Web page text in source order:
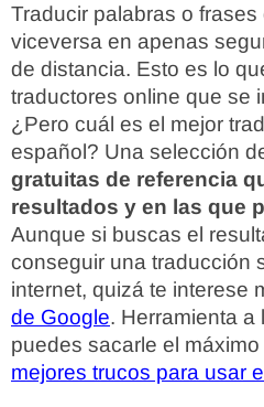
Traducir palabras o
viceversa en apenas
de distancia. Esto es lo
traductores online que se
¿Pero cuál es el mejor
español? Una selección
gratuitas de referencia
resultados y en las que
Aunque si buscas el
conseguir una traducción
internet, quizá te interese
de Google. Herramienta a
puedes sacarle el
mejores trucos para usar